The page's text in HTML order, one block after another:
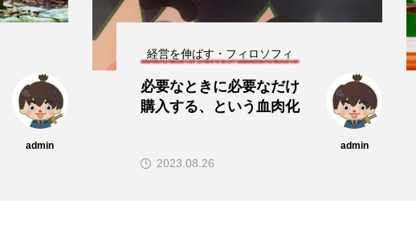
admin
経営を伸ばす・フィロソフィ
必要なときに必要なだけ
購入する、という血肉化
admin
2023.08.26